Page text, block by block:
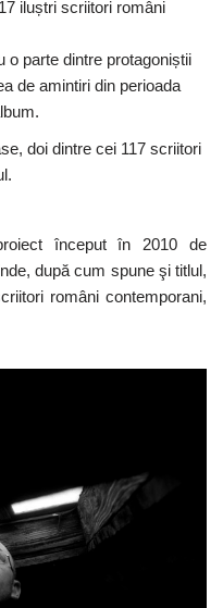
iluștri scriitori români
o parte dintre protagoniștii
de amintiri din perioada
doi dintre cei 117 scriitori
început în 2010 de
după cum spune şi titlul,
români contemporani,